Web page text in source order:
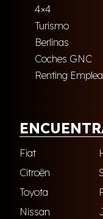
4×4
Turismo
Berlinas
Coches GNC
Renting
Fiat
Citroën
Toyota
Nissan